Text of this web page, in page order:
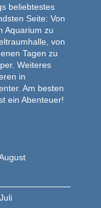
beliebtestes
Seite: Von
Aquarium zu
von
Tagen zu
Weiteres
in
Am besten
ein Abenteuer!